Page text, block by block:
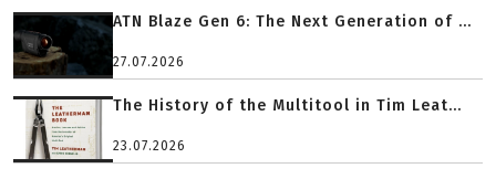
ATN Blaze Gen 6: The Next Generation of ...
27.07.2026
The History of the Multitool in Tim Leat...
23.07.2026